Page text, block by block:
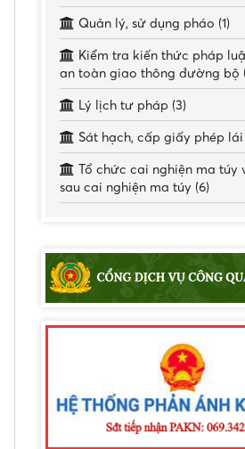
Quản lý, sử dụng pháo (1)
Kiểm tra kiến thức pháp
an toàn giao thông đường bộ
Lý lịch tư pháp (3)
Sát hạch, cấp giấy phép lái
Tổ chức cai nghiện ma túy
sau cai nghiện ma túy (6)